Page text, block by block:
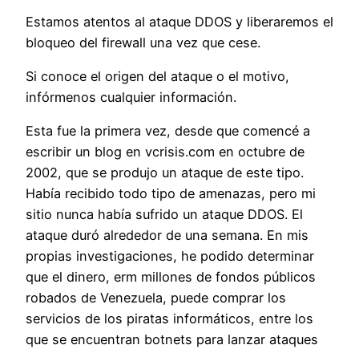
Estamos atentos al ataque DDOS y liberaremos el
bloqueo del firewall una vez que cese.
Si conoce el origen del ataque o el motivo,
infórmenos cualquier información.
Esta fue la primera vez, desde que comencé a
escribir un blog en vcrisis.com en octubre de
2002, que se produjo un ataque de este tipo.
Había recibido todo tipo de amenazas, pero mi
sitio nunca había sufrido un ataque DDOS. El
ataque duró alrededor de una semana. En mis
propias investigaciones, he podido determinar
que el dinero, erm millones de fondos públicos
robados de Venezuela, puede comprar los
servicios de los piratas informáticos, entre los
que se encuentran botnets para lanzar ataques